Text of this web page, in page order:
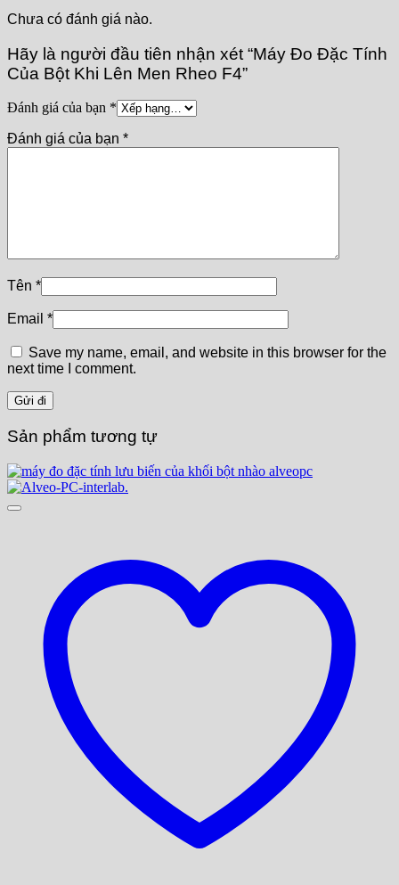
Chưa có đánh giá nào.
Hãy là người đầu tiên nhận xét “Máy Đo Đặc Tính
Của Bột Khi Lên Men Rheo F4”
Đánh giá của bạn *
Đánh giá của bạn *
Tên *
Email *
Save my name, email, and website in this browser for the
next time I comment.
Sản phẩm tương tự